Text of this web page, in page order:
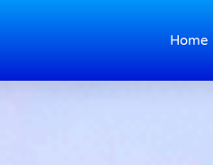
Home